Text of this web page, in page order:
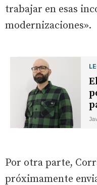
trabajar en esas
modernizaciones».
Por otra parte,
próximamente